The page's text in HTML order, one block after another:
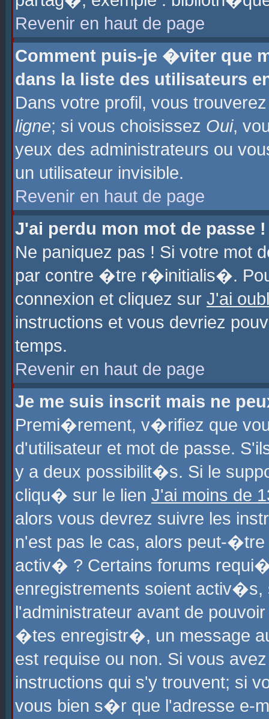
Revenir en haut de page
Comment puis-je �viter que
dans la liste des utilisateurs
Dans votre profil, vous
ligne; si vous choisissez Oui,
yeux des administrateurs ou
un utilisateur invisible.
Revenir en haut de page
J'ai perdu mon mot de passe !
Ne paniquez pas ! Si votre
par contre �tre r�initialis�.
connexion et cliquez sur J'ai
instructions et vous devriez
temps.
Revenir en haut de page
Je me suis inscrit mais ne
Premi�rement, v�rifiez que
d'utilisateur et mot de passe.
y a deux possibilit�s. Si le
cliqu� sur le lien J'ai moins de
alors vous devrez suivre les
n'est pas le cas, alors peut-
activ� ? Certains forums
enregistrements soient
l'administrateur avant de
�tes enregistr�, un message
est requise ou non. Si vous
instructions qui s'y trouvent; si
vous bien s�r que l'adresse e-